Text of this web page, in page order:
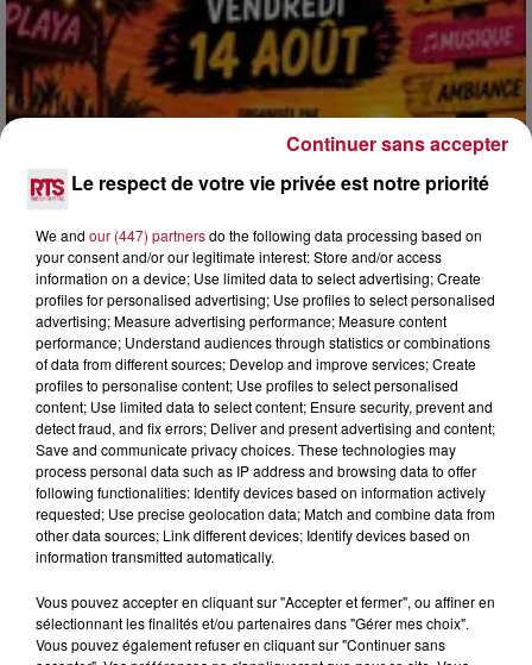
3 août 2026
SOIRÉE DJ PLAYA
3 août 2026
NOS IDÉES DE SORTIES POUR CETTE SEMAINE
Le respect de votre vie privée est notre priorité
We and our (447) partnersdo the following data processing based on
your consent and/or our legitimate interest: Store and/or access
information on a device; Use limited data to select advertising; Create
profiles for personalised advertising; Use profiles to select personalised
advertising; Measure advertising performance; Measure content
performance; Understand audiences through statistics or combinations
of data from different sources; Develop and improve services; Create
profiles to personalise content; Use profiles to select personalised
content; Use limited data to select content; Ensure security, prevent and
detect fraud, and fix errors; Deliver and present advertising and content;
Save and communicate privacy choices. These technologies may
process personal data such as IP address and browsing data to offer
following functionalities: Identify devices based on information actively
requested; Use precise geolocation data; Match and combine data from
other data sources; Link different devices; Identify devices based on
information transmitted automatically.
Vous pouvez accepter en cliquant sur "Accepter et fermer", ou affiner en
sélectionnant les finalités et/ou partenaires dans "Gérer mes choix".
Vous pouvez également refuser en cliquant sur "Continuer sans
Continuer sans accepter